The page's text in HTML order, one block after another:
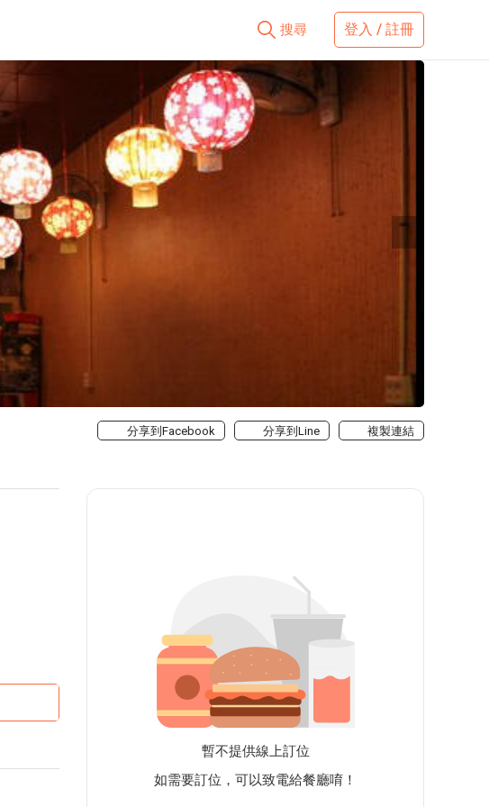
搜尋 登入 / 註冊
分享到Facebook 分享到Line 複製連結
暫不提供線上訂位
如需要訂位，可以致電給餐廳唷！